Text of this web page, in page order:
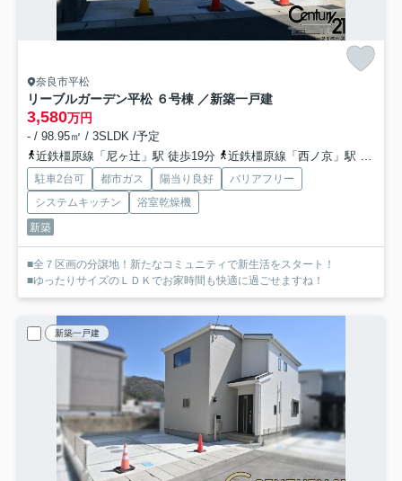
奈良市平松
リーブルガーデン平松 ６号棟 ／新築一戸建
3,580万円
- / 98.95㎡ / 3SLDK /予定
近鉄橿原線「尼ヶ辻」駅 徒歩19分
近鉄橿原線「西ノ京」駅 徒歩18分
駐車2台可 都市ガス 陽当り良好
バリアフリー
システムキッチン
浴室乾燥機
新築
■全７区画の分譲地！新たなコミュニティで新生活をスタート！
■ゆったりサイズのＬＤＫでお家時間も快適に過ごせますね！
新築一戸建